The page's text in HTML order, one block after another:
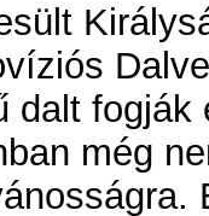
dalt fogják
még